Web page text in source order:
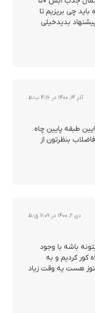
چی بریزیم تا
بدیدخیلی
آذر ۱۴, ۱۴۰۰ در ۴:۱۶ ب٫ظ
طبقه پایین چاه
بنظرتون از
دی ۲, ۱۴۰۰ در ۷:۰۹ ق٫ظ
باشه با وجود
کور کردیم و به
هست یه وقت زیاد